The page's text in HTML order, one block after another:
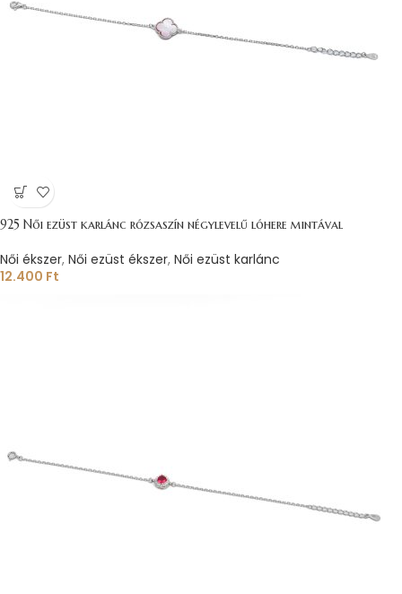
925 Női ezüst karlánc rózsaszín négylevelű lóhere mintával
Női ékszer, Női ezüst ékszer, Női ezüst karlánc
12.400 Ft